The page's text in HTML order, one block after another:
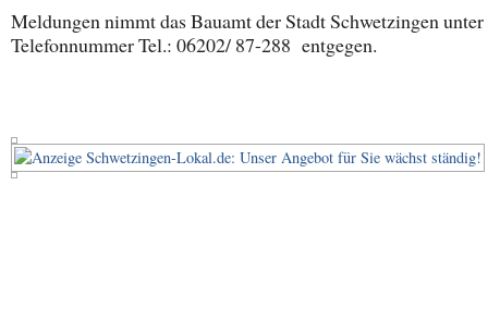
Meldungen nimmt das Bauamt der Stadt Schwetzingen unter
Telefonnummer Tel.: 06202/ 87-288 entgegen.